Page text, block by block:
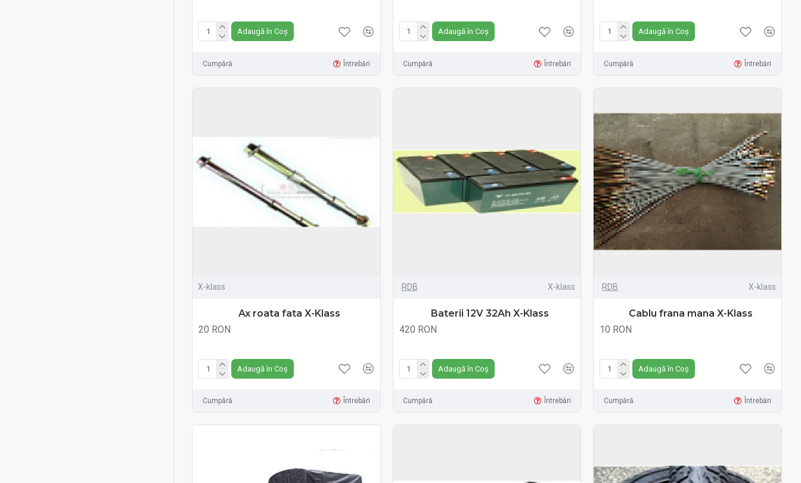
Adaugă în Coș
Cumpără Întrebări
Adaugă în Coș
Cumpără Întrebări
Adaugă în Coș
Cumpără Întrebări
X-klass
Ax roata fata X-Klass
20 RON
Adaugă în Coș
Cumpără Întrebări
RDB X-klass
Baterii 12V 32Ah X-Klass
420 RON
Adaugă în Coș
Cumpără Întrebări
RDB X-klass
Cablu frana mana X-Klass
10 RON
Adaugă în Coș
Cumpără Întrebări